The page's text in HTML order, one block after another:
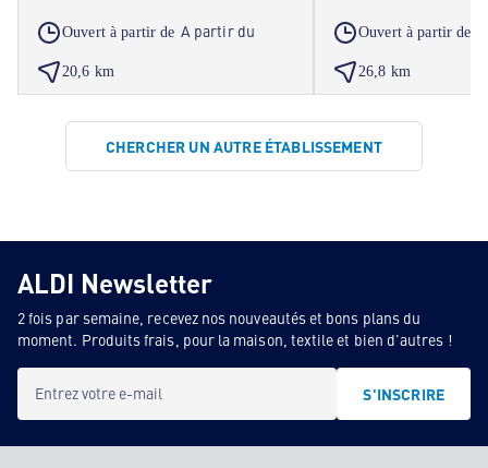
Ouvert à partir de A partir du
20,6 km
Ouvert à partir de
26,8 km
CHERCHER UN AUTRE ÉTABLISSEMENT
ALDI Newsletter
2 fois par semaine, recevez nos nouveautés et bons plans du
moment. Produits frais, pour la maison, textile et bien d'autres !
Entrez votre e-mail S'INSCRIRE